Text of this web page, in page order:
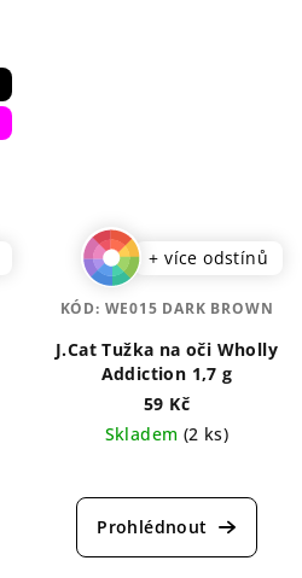
+ více odstínů
J.Cat Tužka na oči Wholly
Addiction 1,7 g
59 Kč
Skladem (2 ks)
hodnocení
produktu
KÓD: WE015 DARK BROWN